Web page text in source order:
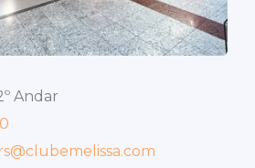
Andar